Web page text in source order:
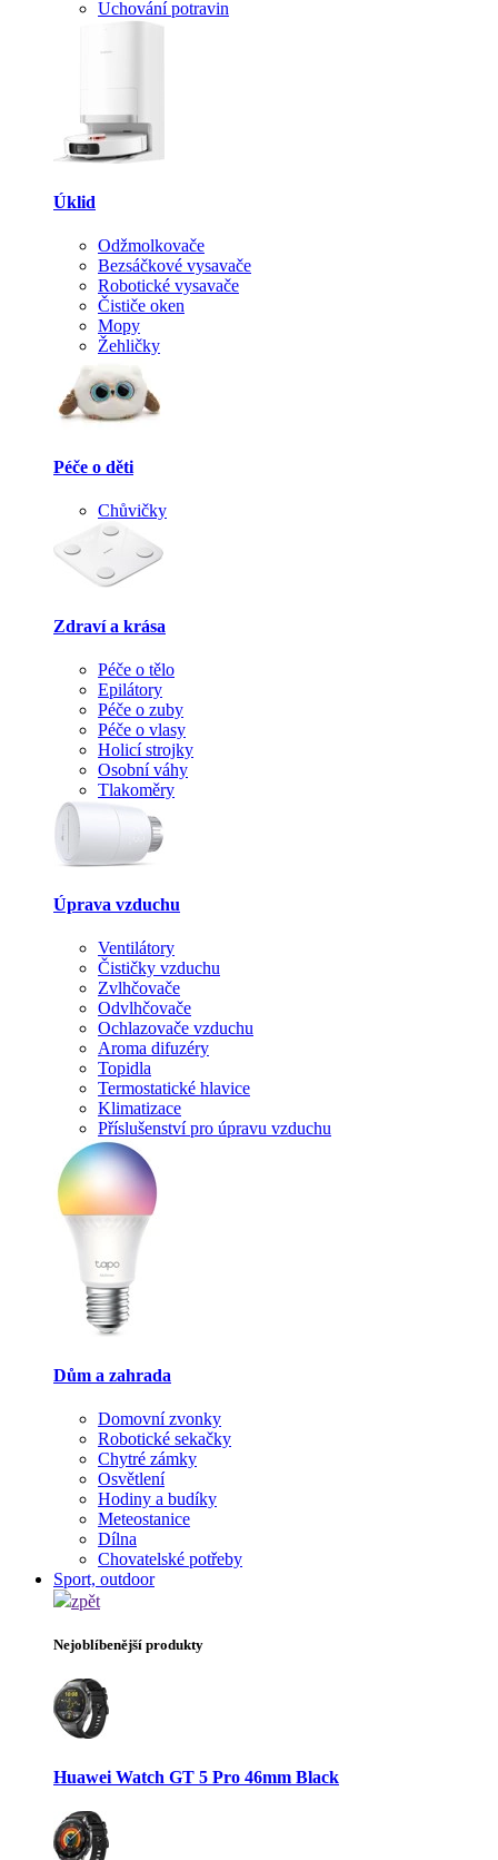
Uchování potravin
Úklid
Odžmolkovače
Bezsáčkové vysavače
Robotické vysavače
Čističe oken
Mopy
Žehličky
Péče o děti
Chůvičky
Zdraví a krása
Péče o tělo
Epilátory
Péče o zuby
Péče o vlasy
Holicí strojky
Osobní váhy
Tlakoměry
Úprava vzduchu
Ventilátory
Čističky vzduchu
Zvlhčovače
Odvlhčovače
Ochlazovače vzduchu
Aroma difuzéry
Topidla
Termostatické hlavice
Klimatizace
Příslušenství pro úpravu vzduchu
Dům a zahrada
Domovní zvonky
Robotické sekačky
Chytré zámky
Osvětlení
Hodiny a budíky
Meteostanice
Dílna
Chovatelské potřeby
Sport, outdoor
zpět
Nejoblíbenější produkty
Huawei Watch GT 5 Pro 46mm Black